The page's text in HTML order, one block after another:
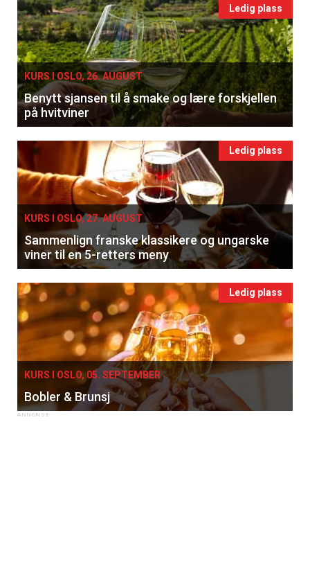
Ledig plass
KURS I OSLO, 26. AUGUST
Benytt sjansen til å smake og lære forskjellen
på hvitviner
Ledig plass
KURS I OSLO, 27. AUGUST
Sammenlign franske klassikere og ungarske
viner til en 5-retters meny
Ledig plass
KURS I OSLO, 05. SEPTEMBER
Bobler & Brunsj